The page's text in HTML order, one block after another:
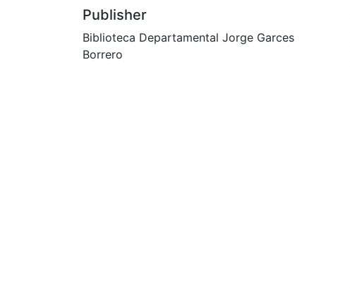
Publisher
Biblioteca Departamental Jorge Garces
Borrero